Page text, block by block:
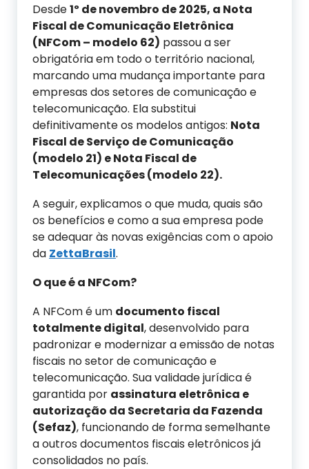
Desde1º de novembro de 2025, a Nota
Fiscal de Comunicação Eletrônica
(NFCom – modelo 62) passou a ser
obrigatória em todo o território nacional,
marcando uma mudança importante para
empresas dos setores de comunicação e
telecomunicação. Ela substitui
definitivamente os modelos antigos: Nota
Fiscal de Serviço de Comunicação
(modelo 21) e Nota Fiscal de
Telecomunicações (modelo 22).
A seguir, explicamos o que muda, quais são
os benefícios e como a sua empresa pode
se adequar às novas exigências com o apoio
da ZettaBrasil.
O que é a NFCom?
A NFCom é um documento fiscal
totalmente digital, desenvolvido para
padronizar e modernizar a emissão de notas
fiscais no setor de comunicação e
telecomunicação. Sua validade jurídica é
garantida por assinatura eletrônica e
autorização da Secretaria da Fazenda
(Sefaz), funcionando de forma semelhante
a outros documentos fiscais eletrônicos já
consolidados no país.